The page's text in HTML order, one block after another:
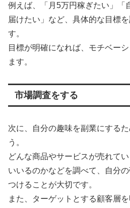
例えば、「月5万円稼ぎたい」「
届けたい」など、具体的な目標
す。
目標が明確になれば、モチベー
ます。
市場調査をする
次に、自分の趣味を副業にする
う。
どんな商品やサービスが売れて
いいるのかなどを調べて、自分
つけることが大切です。
また、ターゲットとする顧客層